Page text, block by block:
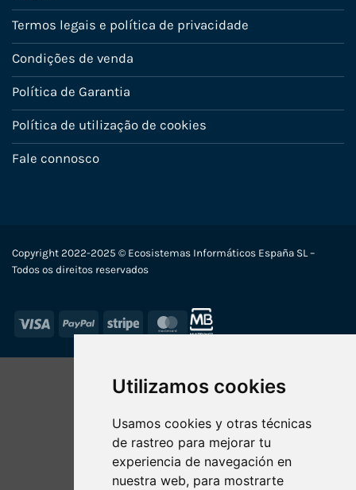
Utilizamos cookies
Usamos cookies y otras técnicas
de rastreo para mejorar tu
experiencia de navegación en
nuestra web, para mostrarte
Termos legais e política de privacidade
Condições de venda
Política de Garantia
Política de utilização de cookies
Fale connosco
Copyright 2022-2025 © Ecosistemas Informáticos España SL –
Todos os direitos reservados
Visa PayPal Stripe MasterCard